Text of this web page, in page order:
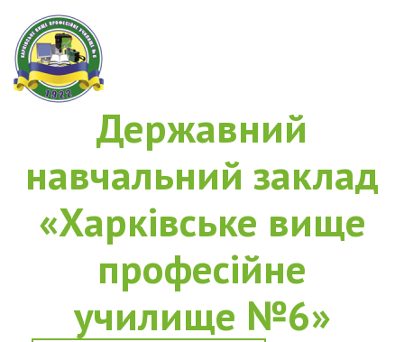
Державний
навчальний заклад
«Харківське вище
професійне
училище №6»